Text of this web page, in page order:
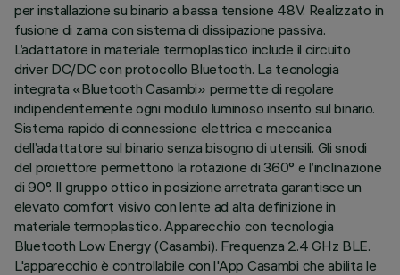
per installazione su binario a bassa tensione 48V. Realizzato in
fusione di zama con sistema di dissipazione passiva.
L’adattatore in materiale termoplastico include il circuito
driver DC/DC con protocollo Bluetooth. La tecnologia
integrata «Bluetooth Casambi» permette di regolare
indipendentemente ogni modulo luminoso inserito sul binario.
Sistema rapido di connessione elettrica e meccanica
dell’adattatore sul binario senza bisogno di utensili. Gli snodi
del proiettore permettono la rotazione di 360° e l’inclinazione
di 90°. Il gruppo ottico in posizione arretrata garantisce un
elevato comfort visivo con lente ad alta definizione in
materiale termoplastico. Apparecchio con tecnologia
Bluetooth Low Energy (Casambi). Frequenza 2.4 GHz BLE.
L'apparecchio è controllabile con l'App Casambi che abilita le